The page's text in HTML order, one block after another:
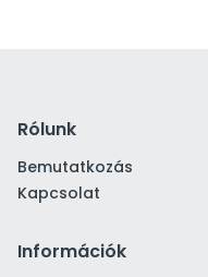
Rólunk
Bemutatkozás
Kapcsolat
Információk